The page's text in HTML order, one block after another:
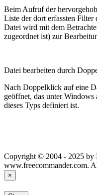
Beim Aufruf der
Liste der dort erfassten Filter
Datei wird mit dem
zugeordnet ist) zur
Datei bearbeiten durch
Nach Doppelklick auf eine
geöffnet, das unter
dieses Typs definiert ist.
Copyright © 2004 - 2025 by
www.freecommander.com.
×